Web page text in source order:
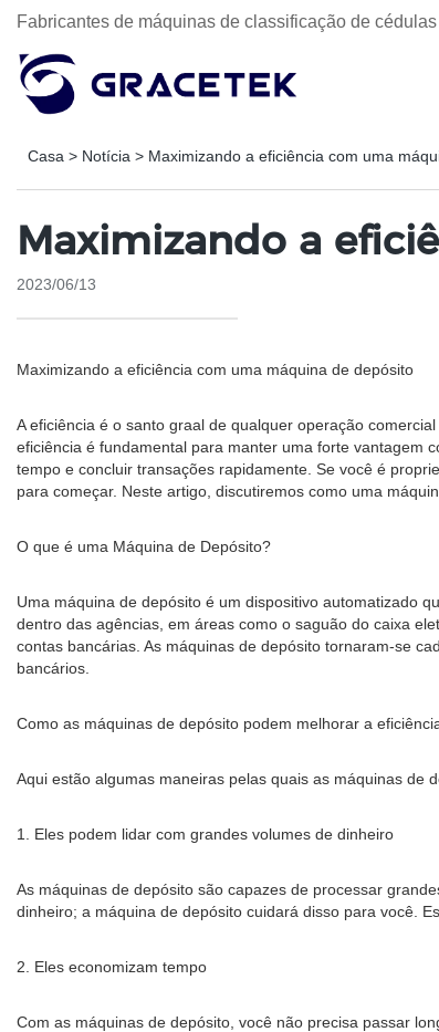
Fabricantes de máquinas de classificação de
Casa > Notícia > Maximizando a eficiência com uma
Maximizando a
2023/06/13
Maximizando a eficiência com uma máquina de depósito
A eficiência é o santo graal de qualquer operação
eficiência é fundamental para manter uma forte vantagem
tempo e concluir transações rapidamente. Se você é
para começar. Neste artigo, discutiremos como uma
O que é uma Máquina de Depósito?
Uma máquina de depósito é um dispositivo automatizado
dentro das agências, em áreas como o saguão do caixa
contas bancárias. As máquinas de depósito tornaram-se
bancários.
Como as máquinas de depósito podem melhorar a
Aqui estão algumas maneiras pelas quais as máquinas de
1. Eles podem lidar com grandes volumes de dinheiro
As máquinas de depósito são capazes de processar
dinheiro; a máquina de depósito cuidará disso para você.
2. Eles economizam tempo
Com as máquinas de depósito, você não precisa passar